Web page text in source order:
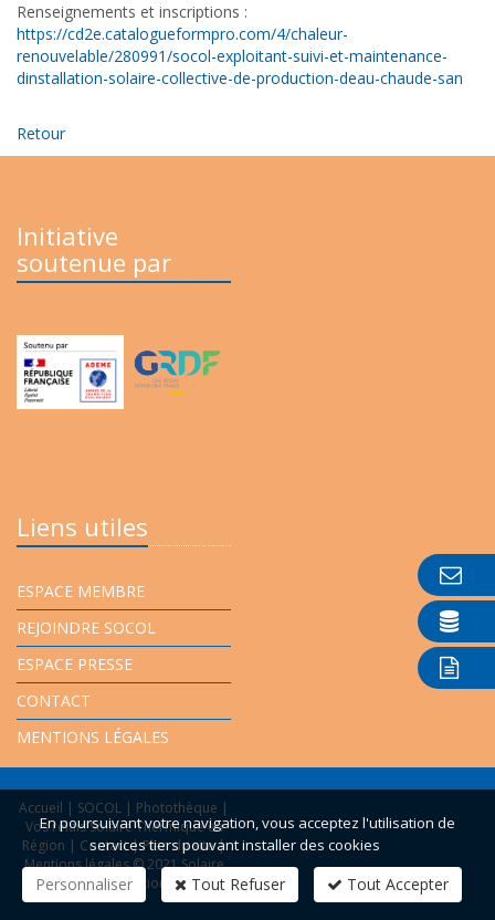
Renseignements et inscriptions :
https://cd2e.catalogueformpro.com/4/chaleur-
renouvelable/280991/socol-exploitant-suivi-et-maintenance-
dinstallation-solaire-collective-de-production-deau-chaude-san
Retour
Initiative
soutenue par
Liens utiles
ESPACE MEMBRE
REJOINDRE SOCOL
ESPACE PRESSE
CONTACT
MENTIONS LÉGALES
Accueil | SOCOL | Photothèque |
Vos relais Solaire Thermique en
Région | Contact|Plan du site|
Mentions légales© 2021 Solaire
Collectif -Réalisation Bexter
En poursuivant votre navigation, vous acceptez l'utilisation de
services tiers pouvant installer des cookies
Personnaliser Tout Refuser Tout Accepter